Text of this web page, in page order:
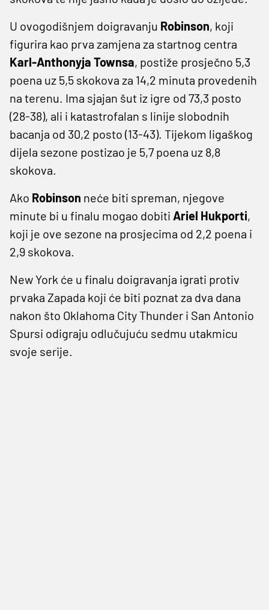
U ovogodišnjem doigravanju Robinson, koji
figurira kao prva zamjena za startnog centra
Karl-Anthonyja Townsa, postiže prosječno 5,3
poena uz 5,5 skokova za 14,2 minuta provedenih
na terenu. Ima sjajan šut iz igre od 73,3 posto
(28-38), ali i katastrofalan s linije slobodnih
bacanja od 30,2 posto (13-43). Tijekom ligaškog
dijela sezone postizao je 5,7 poena uz 8,8
skokova.
Ako Robinson neće biti spreman, njegove
minute bi u finalu mogao dobiti Ariel Hukporti,
koji je ove sezone na prosjecima od 2,2 poena i
2,9 skokova.
New York će u finalu doigravanja igrati protiv
prvaka Zapada koji će biti poznat za dva dana
nakon što Oklahoma City Thunder i San Antonio
Spursi odigraju odlučujuću sedmu utakmicu
svoje serije.